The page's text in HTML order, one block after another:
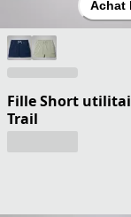
Achat
Fille Short
Trail